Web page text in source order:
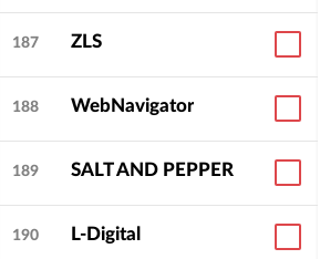
187 ZLS
188 WebNavigator
189 SALT AND PEPPER
190 L-Digital